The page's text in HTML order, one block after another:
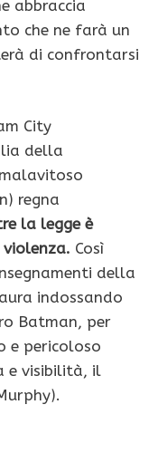
abbraccia
che ne farà un
di confrontarsi
City
della
regna
la legge è
Così
della
indossando
Batman, per
e pericoloso
e visibilità, il